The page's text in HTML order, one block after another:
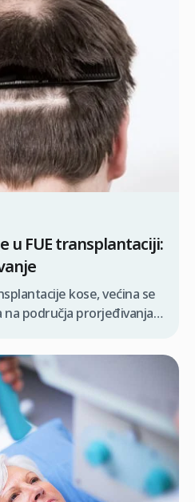
ili autoimuna
uspješnom
muškarci bore se s
u FUE transplantaciji:
kose, većina se
područja prorjeđivanja
FUE donorskog
kako upravljati i štititi ovaj
za osiguravanje prirodnog
vađenja ili vidljivog
brinu o tome imaju […]